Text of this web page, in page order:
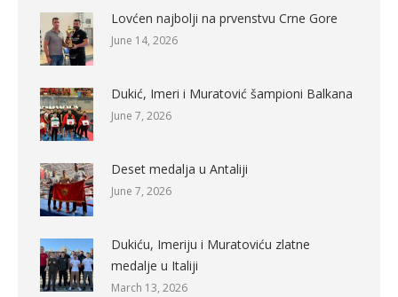
Lovćen najbolji na prvenstvu Crne Gore
June 14, 2026
Dukić, Imeri i Muratović šampioni Balkana
June 7, 2026
Deset medalja u Antaliji
June 7, 2026
Dukiću, Imeriju i Muratoviću zlatne
medalje u Italiji
March 13, 2026